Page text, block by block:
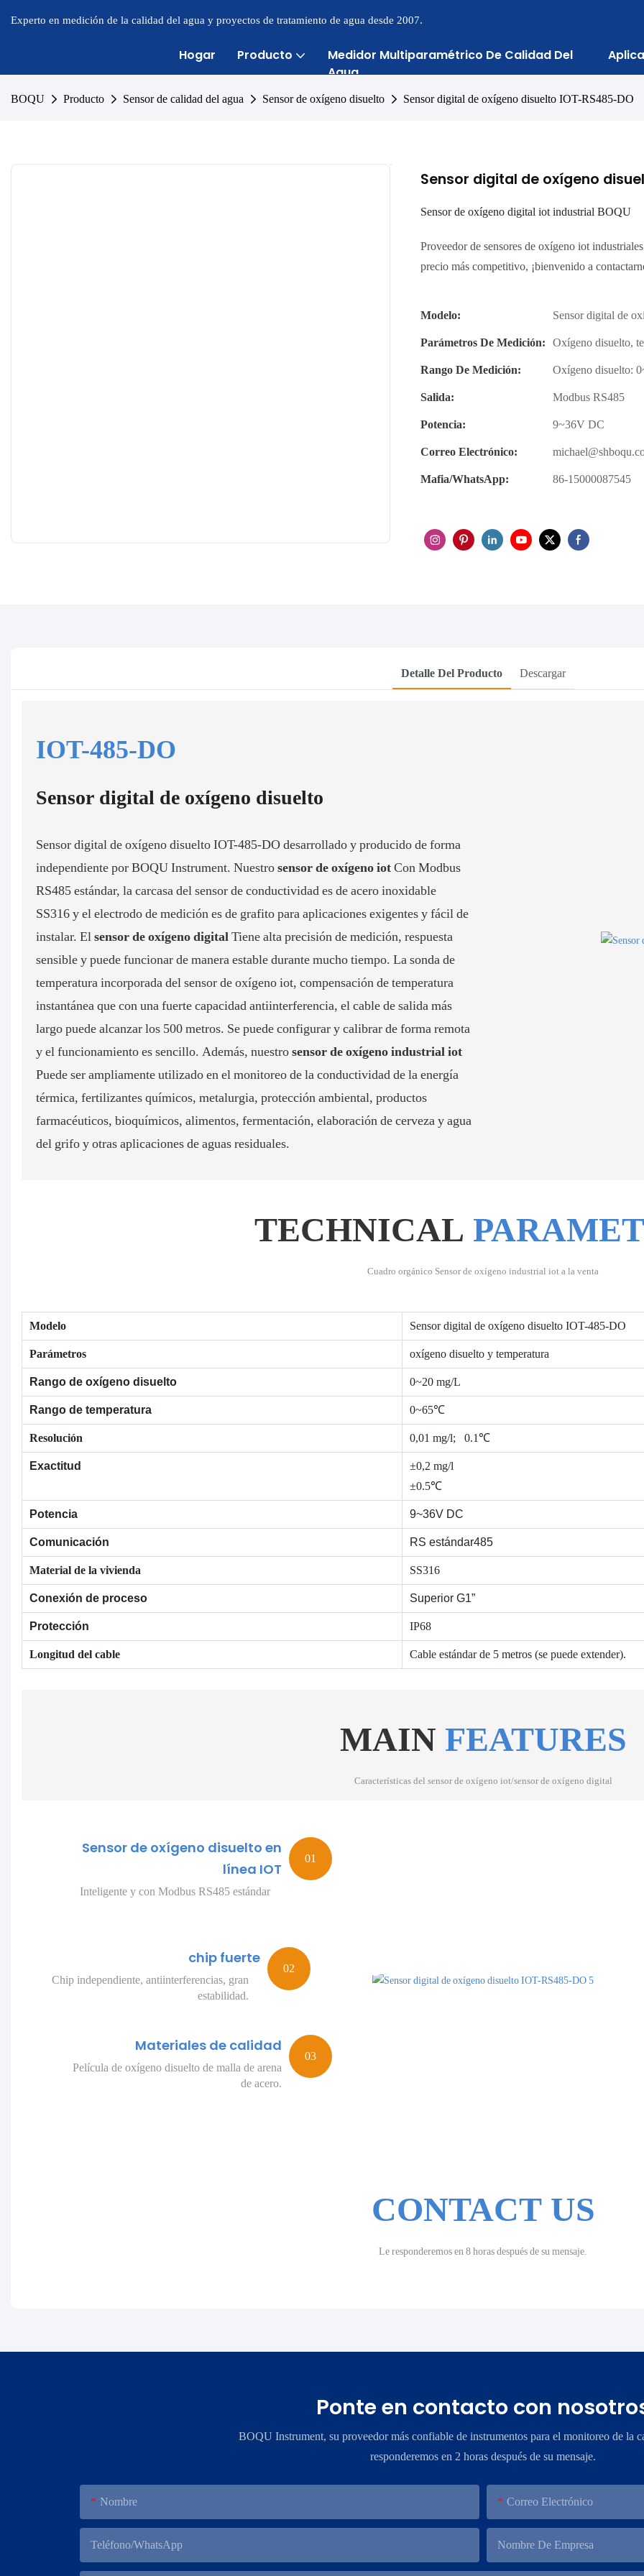
Experto en medición de la calidad del agua y proyectos de tratamiento de agua desde 2007.
Hogar Producto
Medidor Multiparamétrico De Calidad Del
Agua
BOQU Producto Sensor de calidad del agua Sensor de oxígeno disuelto Sensor digital de oxígeno disuelto IOT-RS485-DO
Sensor digital de oxígeno
Sensor de oxígeno digital iot industrial BOQU
Proveedor de sensores de oxígeno iot
precio más competitivo, ¡bienvenido a
Modelo:
Sensor digital de
Parámetros De Medición: Oxígeno disuelto,
Rango De Medición:
Oxígeno disuelto:
Salida:
Modbus RS485
Potencia:
9~36V DC
Correo Electrónico:
Mafia/WhatsApp:
86-15000087545
Detalle Del Producto Descargar
IOT-485-DO
Sensor digital de oxígeno disuelto
Sensor digital de oxígeno disuelto IOT-485-DO desarrollado y producido de forma
independiente por BOQU Instrument. Nuestrosensor de oxígeno iotCon Modbus
RS485 estándar, la carcasa del sensor de conductividad es de acero inoxidable
SS316 y el electrodo de medición es de grafito para aplicaciones exigentes y fácil de
instalar. Elsensor de oxígeno digitalTiene alta precisión de medición, respuesta
sensible y puede funcionar de manera estable durante mucho tiempo. La sonda de
temperatura incorporada del sensor de oxígeno iot, compensación de temperatura
instantánea que con una fuerte capacidad antiinterferencia, el cable de salida más
largo puede alcanzar los 500 metros. Se puede configurar y calibrar de forma remota
y el funcionamiento es sencillo. Además, nuestrosensor de oxígeno industrial iot
Puede ser ampliamente utilizado en el monitoreo de la conductividad de la energía
térmica, fertilizantes químicos, metalurgia, protección ambiental, productos
farmacéuticos, bioquímicos, alimentos, fermentación, elaboración de cerveza y agua
del grifo y otras aplicaciones de aguas residuales.
TECHNICAL
Cuadro orgánico Sensor de oxígeno industrial iot a la venta
Modelo Sensor digital de oxígeno disuelto IOT-485-DO
Parámetros oxígeno disuelto y temperatura
Rango de oxígeno disuelto 0~20 mg/L
Rango de temperatura 0~65℃
Resolución 0,01 mg/l; 0.1℃
Exactitud
±0,2 mg/l
±0.5℃
Potencia 9~36V DC
Comunicación RS estándar485
Material de la vivienda SS316
Conexión de proceso Superior G1”
Protección IP68
Longitud del cable Cable estándar de 5 metros (se puede extender).
MAIN FEATURES
Características del sensor de oxígeno iot/sensor de oxígeno digital
Sensor de oxígeno disuelto en
línea IOT
Inteligente y con Modbus RS485 estándar
chip fuerte
Chip independiente, antiinterferencias, gran
estabilidad.
Materiales de calidad
Película de oxígeno disuelto de malla de arena
de acero.
CONTACT US
Le responderemos en 8 horas después de su mensaje.
Ponte en contacto con
BOQU Instrument, su proveedor más confiable de instrumentos para el monitoreo de la
responderemos en 2 horas después de su mensaje.
Nombre Correo Electrónico
Teléfono/WhatsApp Nombre De Empresa